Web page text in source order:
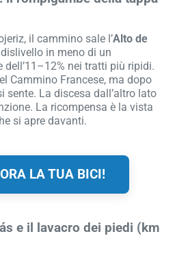
il cammino sale l’Alto de
in meno di un
dell’11–12% nei tratti più ripidi.
Cammino Francese, ma dopo
sente. La discesa dall’altro lato
La ricompensa è la vista
si apre davanti.
LA TUA BICI!
e il lavacro dei piedi (km